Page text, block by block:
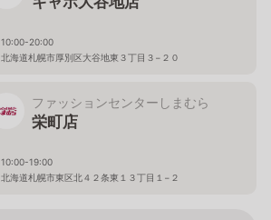
10:00-20:00
北海道札幌市厚別区大谷地東３丁目３−２０
ファッションセンターしまむら
栄町店
10:00-19:00
北海道札幌市東区北４２条東１３丁目１−２